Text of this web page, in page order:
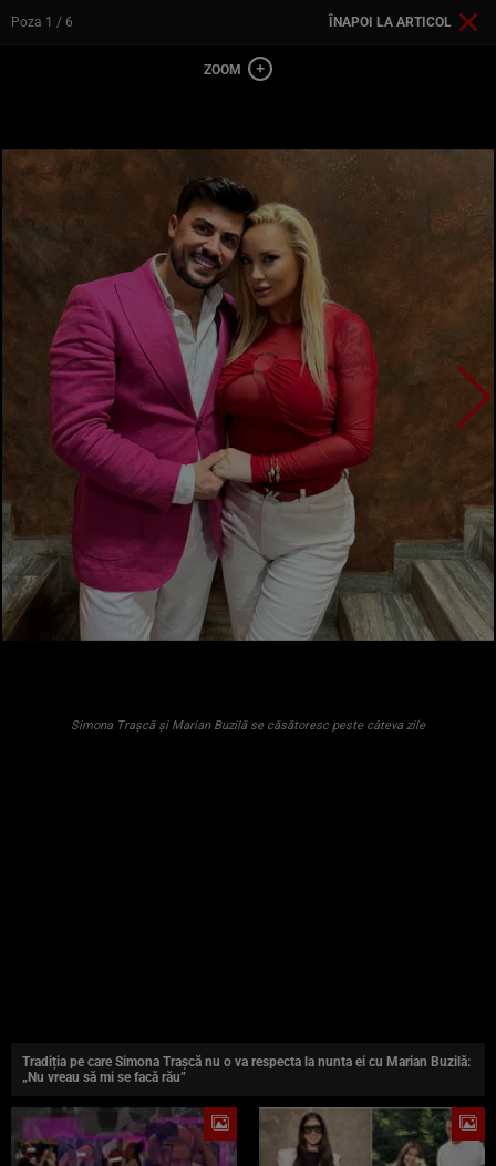
Poza 1 / 6 ÎNAPOI LA ARTICOL
Simona Trașcă și Marian Buzilă se căsătoresc peste câteva zile
Tradiția pe care Simona Trașcă nu o va respecta la nunta ei cu Marian Buzilă:
„Nu vreau să mi se facă rău”